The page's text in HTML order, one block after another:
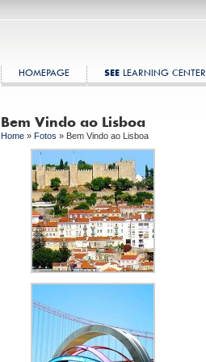
HOMEPAGE SEE LEARNING CENTER
Bem Vindo ao Lisboa
Home » Fotos » Bem Vindo ao Lisboa